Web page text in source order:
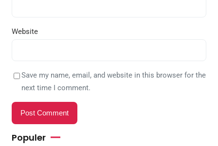
Website
Save my name, email, and website in this browser for the
next time I comment.
Populer